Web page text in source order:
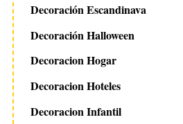
Decoración Escandinava
Decoración Halloween
Decoracion Hogar
Decoracion Hoteles
Decoracion Infantil